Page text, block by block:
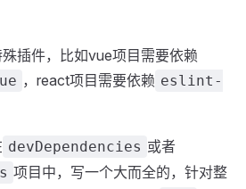
插件，比如vue项目需要依赖
，react项目需要依赖 eslint-
devDependencies 或者
项目中，写一个大而全的，针对整